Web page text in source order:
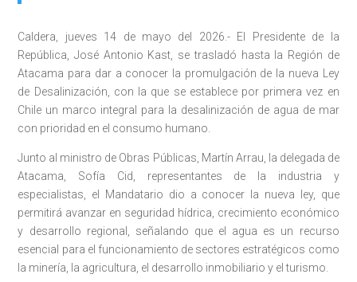
Caldera, jueves 14 de mayo del 2026.- El Presidente de la
República, José Antonio Kast, se trasladó hasta la Región de
Atacama para dar a conocer la promulgación de la nueva Ley
de Desalinización, con la que se establece por primera vez en
Chile un marco integral para la desalinización de agua de mar
con prioridad en el consumo humano.
Junto al ministro de Obras Públicas, Martín Arrau, la delegada de
Atacama, Sofía Cid, representantes de la industria y
especialistas, el Mandatario dio a conocer la nueva ley, que
permitirá avanzar en seguridad hídrica, crecimiento económico
y desarrollo regional, señalando que el agua es un recurso
esencial para el funcionamiento de sectores estratégicos como
la minería, la agricultura, el desarrollo inmobiliario y el turismo.